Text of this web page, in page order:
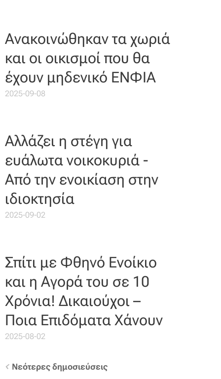
Ανακοινώθηκαν τα χωριά
και οι οικισμοί που θα
έχουν μηδενικό ΕΝΦΙΑ
2025-09-08
Αλλάζει η στέγη για
ευάλωτα νοικοκυριά -
Από την ενοικίαση στην
ιδιοκτησία
2025-09-02
Σπίτι με Φθηνό Ενοίκιο
και η Αγορά του σε 10
Χρόνια! Δικαιούχοι –
Ποια Επιδόματα Χάνουν
2025-08-02
Νεότερες δημοσιεύσεις